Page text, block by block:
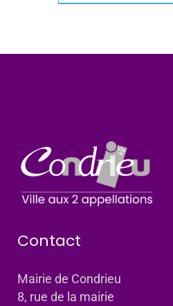
Contact
Mairie de Condrieu
8, rue de la mairie